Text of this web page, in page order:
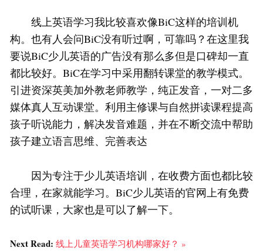
线上英语学习我比较喜欢像BiC这样的培训机
构。也有人会问BiC没有听过啊，可靠吗？在这里我
要说BiC少儿英语的广告没有那么多但是口碑却一直
都比较好。BiC在学习中采用翻转课堂的教学模式。
引进资深英美加外教老师教学，纯正发音，一对二多
媒体真人互动课堂。利用主修课与自然拼读课程提高
孩子听说能力，解决发音难题，并在不断交流中帮助
孩子建立语言思维、完善表达
因为专注于少儿英语培训，在收费方面也都比较
合理，在家就能学习。BiC少儿英语的官网上有免费
的试听课，大家也是可以了解一下。
Next Read: 线上儿童英语学习机构哪家好？ »